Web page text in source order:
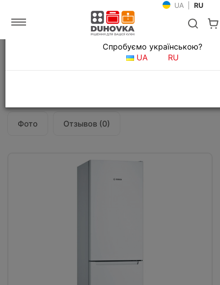
UA RU
Крупная бытовая техника Холодильники
Холодильник Bosch KGN36NW306
Фото Отзывов (0)
Язык магазина
Спробуємо українською?
UA
RU